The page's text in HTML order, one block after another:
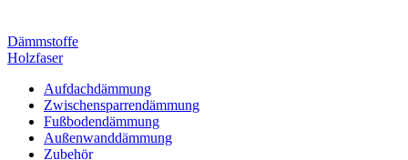
Dämmstoffe
Holzfaser
Aufdachdämmung
Zwischensparrendämmung
Fußbodendämmung
Außenwanddämmung
Zubehör